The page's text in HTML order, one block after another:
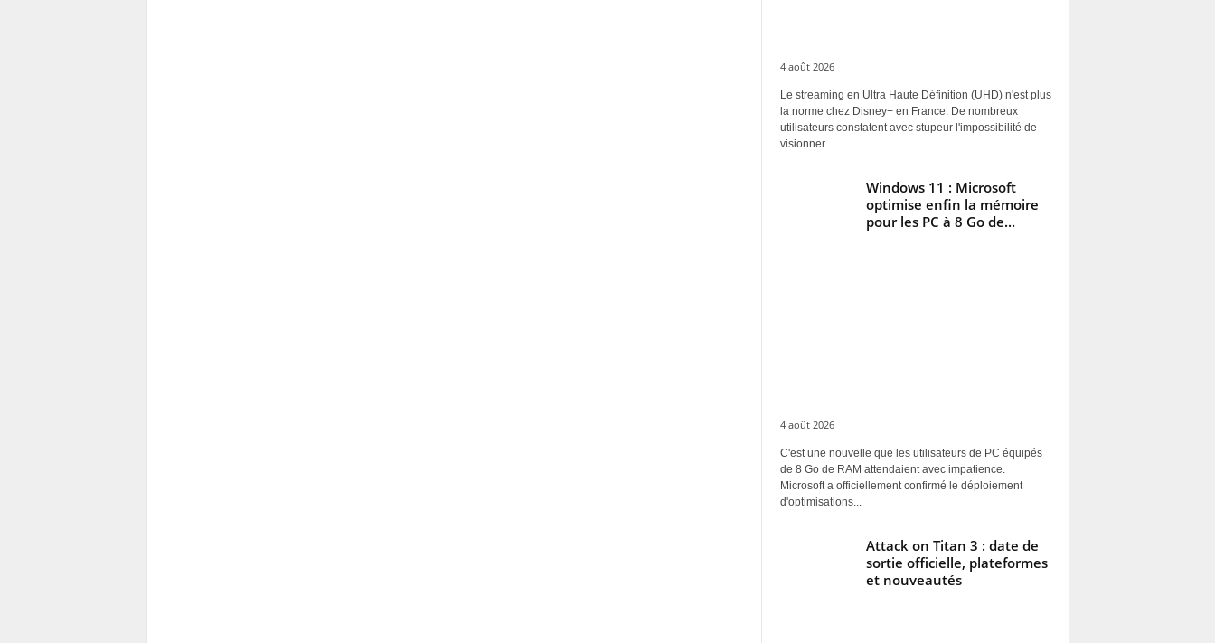
4 août 2026
Le streaming en Ultra Haute Définition (UHD) n'est plus
la norme chez Disney+ en France. De nombreux
utilisateurs constatent avec stupeur l'impossibilité de
visionner...
Windows 11 : Microsoft
optimise enfin la mémoire
pour les PC à 8 Go de...
4 août 2026
C'est une nouvelle que les utilisateurs de PC équipés
de 8 Go de RAM attendaient avec impatience.
Microsoft a officiellement confirmé le déploiement
d'optimisations...
Attack on Titan 3 : date de
sortie officielle, plateformes
et nouveautés